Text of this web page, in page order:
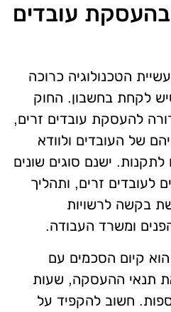
בהעסקת עובדים
הטכנולוגיה כרוכה
לקחת בחשבון. החוק
להעסקת עובדים זרים,
של העובדים ולוודא
ישנם סוגים שונים
לעובדים זרים, ותהליך
בקשה לרשויות
ומשרד העבודה.
קיום הסכמים עם
תנאי ההעסקה, שעות
חשוב להקפיד על